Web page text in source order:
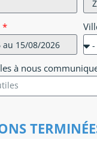
à nous